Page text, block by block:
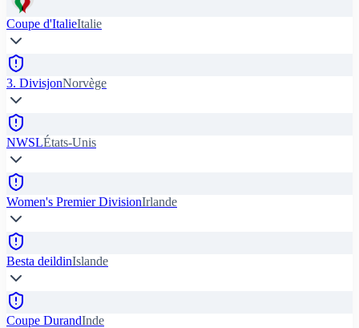
Coupe d'ItalieItalie
3. DivisjonNorvège
NWSLÉtats-Unis
Women's Premier DivisionIrlande
Besta deildinIslande
Coupe DurandInde